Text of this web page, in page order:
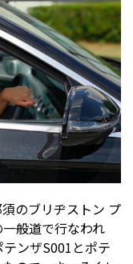
のブリヂストン プ
般道で行なわれ
ンザS001とポテ